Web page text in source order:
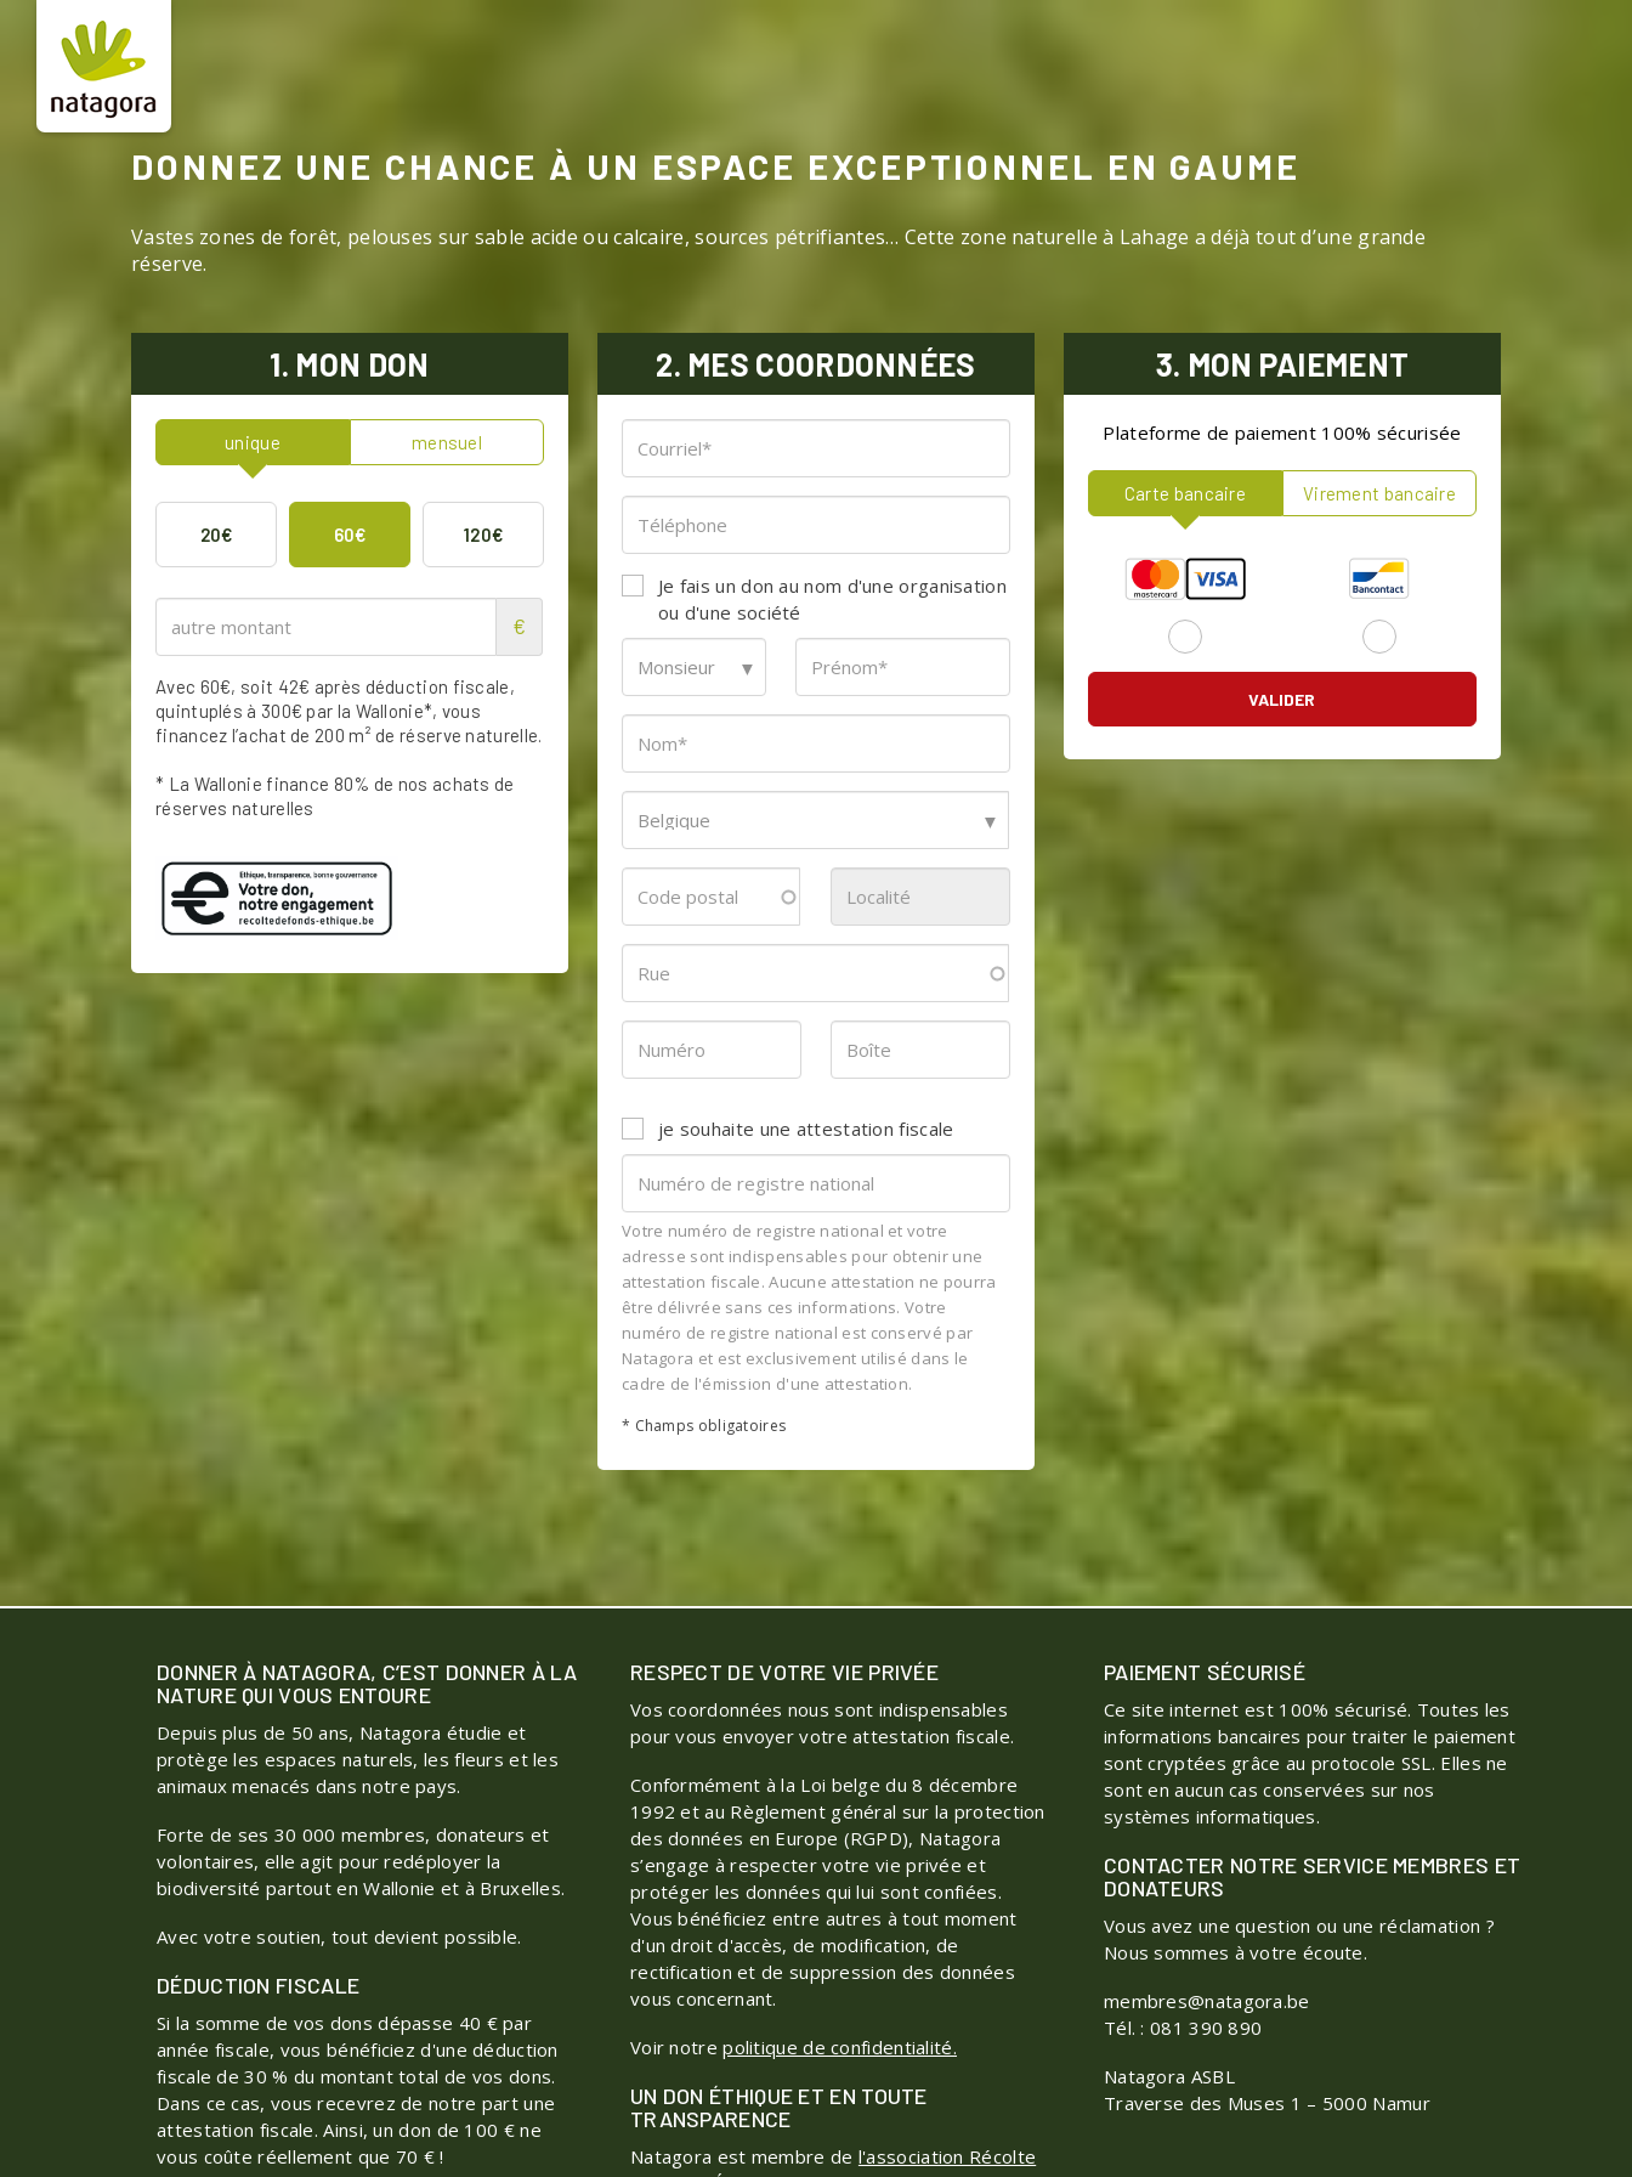
contenu
principal
DONNEZ UNE CHANCE À UN ESPACE EXCEPTIONNEL EN GAUME
Vastes zones de forêt, pelouses sur sable acide ou calcaire, sources pétrifiantes… Cette zone naturelle à Lahage a déjà tout d’une grande
réserve.
1. MON DON
unique mensuel
20€ 60€ 120€
€
Avec 60€, soit 42€ après déduction fiscale,
quintuplés à 300€ par la Wallonie*, vous
financez l’achat de 200 m² de réserve naturelle.
* La Wallonie finance 80% de nos achats de
réserves naturelles
2. MES COORDONNÉES
Je fais un don au nom d'une organisation
ou d'une société
je souhaite une attestation fiscale
Votre numéro de registre national et votre
adresse sont indispensables pour obtenir une
attestation fiscale. Aucune attestation ne pourra
être délivrée sans ces informations. Votre
numéro de registre national est conservé par
Natagora et est exclusivement utilisé dans le
cadre de l'émission d'une attestation.
* Champs obligatoires
3. MON PAIEMENT
Plateforme de paiement 100% sécurisée
Carte bancaire Virement bancaire
VALIDER
DONNER À NATAGORA, C’EST DONNER À LA
NATURE QUI VOUS ENTOURE
Depuis plus de 50 ans, Natagora étudie et
protège les espaces naturels, les fleurs et les
animaux menacés dans notre pays.
Forte de ses 30 000 membres, donateurs et
volontaires, elle agit pour redéployer la
biodiversité partout en Wallonie et à Bruxelles.
Avec votre soutien, tout devient possible.
DÉDUCTION FISCALE
Si la somme de vos dons dépasse 40 € par
année fiscale, vous bénéficiez d'une déduction
fiscale de 30 % du montant total de vos dons.
Dans ce cas, vous recevrez de notre part une
attestation fiscale. Ainsi, un don de 100 € ne
vous coûte réellement que 70 € !
RESPECT DE VOTRE VIE PRIVÉE
Vos coordonnées nous sont indispensables
pour vous envoyer votre attestation fiscale.
Conformément à la Loi belge du 8 décembre
1992 et au Règlement général sur la protection
des données en Europe (RGPD), Natagora
s’engage à respecter votre vie privée et
protéger les données qui lui sont confiées.
Vous bénéficiez entre autres à tout moment
d'un droit d'accès, de modification, de
rectification et de suppression des données
vous concernant.
Voir notrepolitique de confidentialité.
UN DON ÉTHIQUE ET EN TOUTE
TRANSPARENCE
Natagora est membre de l'association Récolte
PAIEMENT SÉCURISÉ
Ce site internet est 100% sécurisé. Toutes les
informations bancaires pour traiter le paiement
sont cryptées grâce au protocole SSL. Elles ne
sont en aucun cas conservées sur nos
systèmes informatiques.
CONTACTER NOTRE SERVICE MEMBRES ET
DONATEURS
Vous avez une question ou une réclamation ?
Nous sommes à votre écoute.
membres@natagora.be
Tél. : 081 390 890
Natagora ASBL
Traverse des Muses 1 – 5000 Namur